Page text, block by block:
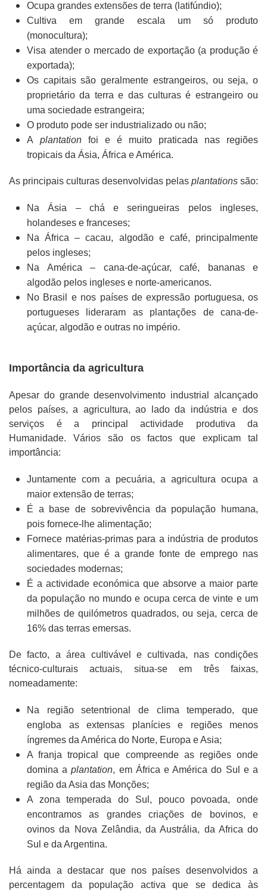
Ocupa grandes extensões de terra (latifúndio);
Cultiva em grande escala um só produto
(monocultura);
Visa atender o mercado de exportação (a produção é
exportada);
Os capitais são geralmente estrangeiros, ou seja, o
proprietário da terra e das culturas é estrangeiro ou
uma sociedade estrangeira;
O produto pode ser industrializado ou não;
A plantation foi e é muito praticada nas regiões
tropicais da Ásia, África e América.
As principais culturas desenvolvidas pelas plantations são:
Na Ásia – chá e seringueiras pelos ingleses,
holandeses e franceses;
Na África – cacau, algodão e café, principalmente
pelos ingleses;
Na América – cana-de-açúcar, café, bananas e
algodão pelos ingleses e norte-americanos.
No Brasil e nos países de expressão portuguesa, os
portugueses lideraram as plantações de cana-de-
açúcar, algodão e outras no império.
Importância da agricultura
Apesar do grande desenvolvimento industrial alcançado
pelos países, a agricultura, ao lado da indústria e dos
serviços é a principal actividade produtiva da
Humanidade. Vários são os factos que explicam tal
importância:
Juntamente com a pecuária, a agricultura ocupa a
maior extensão de terras;
É a base de sobrevivência da população humana,
pois fornece-lhe alimentação;
Fornece matérias-primas para a indústria de produtos
alimentares, que é a grande fonte de emprego nas
sociedades modernas;
É a actividade económica que absorve a maior parte
da população no mundo e ocupa cerca de vinte e um
milhões de quilómetros quadrados, ou seja, cerca de
16% das terras emersas.
De facto, a área cultivável e cultivada, nas condições
técnico-culturais actuais, situa-se em três faixas,
nomeadamente:
Na região setentrional de clima temperado, que
engloba as extensas planícies e regiões menos
íngremes da América do Norte, Europa e Asia;
A franja tropical que compreende as regiões onde
domina aplantation, em África e América do Sul e a
região da Asia das Monções;
A zona temperada do Sul, pouco povoada, onde
encontramos as grandes criações de bovinos, e
ovinos da Nova Zelândia, da Austrália, da Africa do
Sul e da Argentina.
Há ainda a destacar que nos países desenvolvidos a
percentagem da população activa que se dedica às